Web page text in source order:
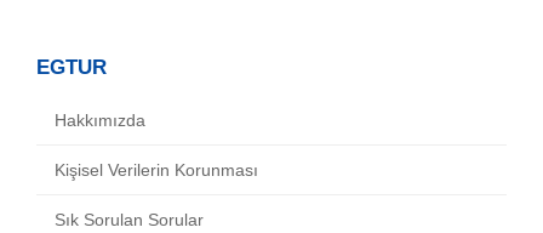
EGTUR
Hakkımızda
Kişisel Verilerin Korunması
Sık Sorulan Sorular